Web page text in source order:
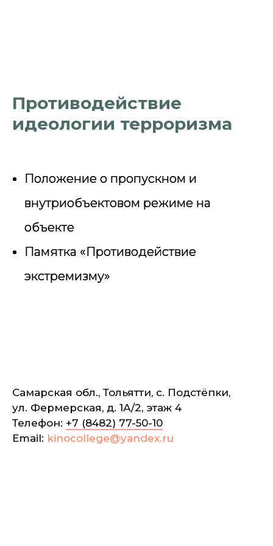
Противодействие
идеологии терроризма
Положение о пропускном и
внутриобъектовом режиме на
объекте
Памятка «Противодействие
экстремизму»
Самарская обл., Тольятти, с. Подстёпки,
ул. Фермерская, д. 1А/2, этаж 4
Телефон: +7 (8482) 77-50-10
Email: kinocollege@yandex.ru